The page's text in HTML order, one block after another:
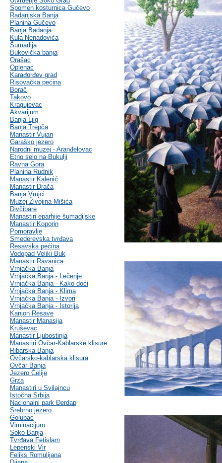
Spomen kosturnica Gučevo
Radanjska Banja
Planina Gučevo
Banja Badanja
Kula Nenadovića
Šumadija
Bukovička banja
Orašac
Oplenac
Karađorđev grad
Risovačka pećina
Borač
Takovo
Kragujevac
Akvarijum
Banja Ljig
Banja Trepča
Manastir Vujan
Garaško jezero
Narodni muzej - Aranđelovac
Etno selo na Bukulji
Ravna Gora
Planina Rudnik
Manastir Kalenić
Manastir Drača
Banja Vrujci
Muzej Živojina Mišića
Divčibare
Manastiri eparhije šumadijske
Manastir Koporin
Pomoravlje
Smederevska tvrđava
Resavska pećina
Vodopad Veliki Buk
Manastir Ravanica
Vrnjačka Banja
Vrnjačka Banja - Lečenje
Vrnjačka Banja - Kako doći
Vrnjačka Banja - Klima
Vrnjačka Banja - Izvori
Vrnjačka Banja - Istorija
Kanjon Resave
Manastir Manasija
Kruševac
Manastir Ljubostinja
Manastiri Ovčar-Kablarske klisure
Ribarska Banja
Ovčarsko-kablarska klisura
Ovčar Banja
Jezero Ćelije
Grza
Manastiri u Svilajncu
Istočna Srbija
Nacionalni park Đerdap
Srebrno jezero
Golubac
Viminacijum
Soko Banja
Tvrđava Fetislam
Lepenski Vir
Feliks Romulijana